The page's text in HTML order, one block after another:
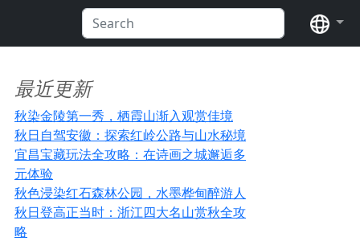
语
最近更新
秋染金陵第一秀，栖霞山渐入观赏佳境
秋日自驾安徽：探索红岭公路与山水秘境
宜昌宝藏玩法全攻略：在诗画之城邂逅多
元体验
秋色浸染红石森林公园，水墨桦甸醉游人
秋日登高正当时：浙江四大名山赏秋全攻
略